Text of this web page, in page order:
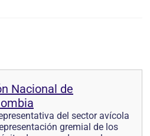
Nacional de
del sector avícola
gremial de los